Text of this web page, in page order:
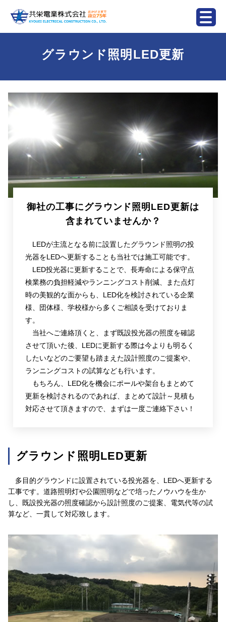
グラウンド照明LED更新
御社の工事にグラウンド照明LED更新は
含まれていませんか？
LEDが主流となる前に設置したグラウンド照明の投
光器をLEDへ更新することも当社では施工可能です。
LED投光器に更新することで、長寿命による保守点
検業務の負担軽減やランニングコスト削減、また点灯
時の美観的な面からも、LED化を検討されている企業
様、団体様、学校様から多くご相談を受けておりま
す。
当社へご連絡頂くと、まず既設投光器の照度を確認
させて頂いた後、LEDに更新する際は今よりも明るく
したいなどのご要望も踏まえた設計照度のご提案や、
ランニングコストの試算なども行います。
もちろん、LED化を機会にポールや架台もまとめて
更新を検討されるのであれば、まとめて設計～見積も
対応させて頂きますので、まずは一度ご連絡下さい！
グラウンド照明LED更新
多目的グラウンドに設置されている投光器を、LEDへ更新する
工事です。道路照明灯や公園照明などで培ったノウハウを生か
し、既設投光器の照度確認から設計照度のご提案、電気代等の試
算など、一貫して対応致します。